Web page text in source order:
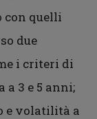
con quelli
due
i criteri di
3 e 5 anni;
e volatilità a